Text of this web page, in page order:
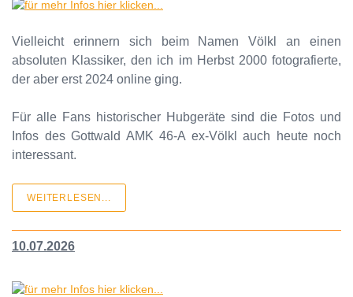
Vielleicht erinnern sich beim Namen Völkl an einen
absoluten Klassiker, den ich im Herbst 2000 fotografierte,
der aber erst 2024 online ging.
Für alle Fans historischer Hubgeräte sind die Fotos und
Infos des Gottwald AMK 46-A ex-Völkl auch heute noch
interessant.
WEITERLESEN...
10.07.2026